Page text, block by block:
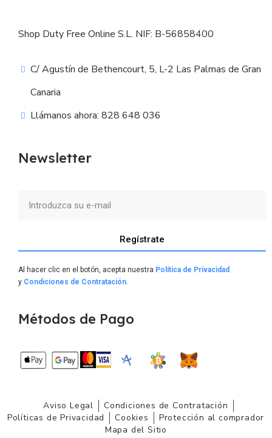
Shop Duty Free Online S.L. NIF: B-56858400
C/ Agustín de Bethencourt, 5, L-2 Las Palmas de Gran
Canaria
Llámanos ahora: 828 648 036
Newsletter
Regístrate
Al hacer clic en el botón, acepta nuestra Política de Privacidad
y Condiciones de Contratación.
Métodos de Pago
Aviso Legal
Condiciones de Contratación
Políticas de Privacidad
Cookies
Protección al comprador
Mapa del Sitio